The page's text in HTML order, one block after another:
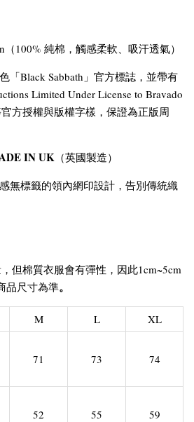
（100% 純棉，觸感柔軟、吸汗透氣）
「Black Sabbath」官方標誌，並帶有
Limited Under License to Bravado
方授權與版權字樣，保證為正版周
IN UK （英國製造）
無標籤的領內網印設計，告別傳統織
但棉質衣服會有彈性，因此1cm~5cm
品尺寸為準。
M L
XL
71 73 74
52 55 59